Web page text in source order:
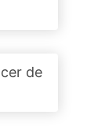
de